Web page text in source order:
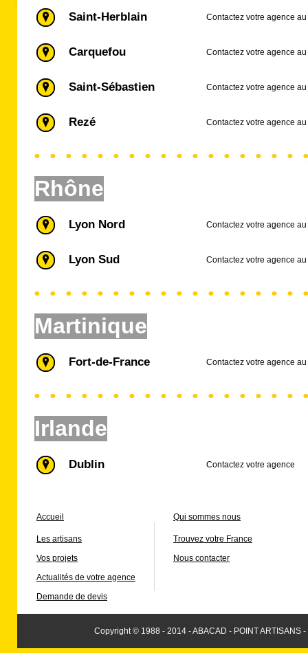
Saint-Herblain Contactez votre agence
Carquefou Contactez votre agence
Saint-Sébastien Contactez votre agence
Rezé Contactez votre agence
Rhône
Lyon Nord Contactez votre agence
Lyon Sud Contactez votre agence
Martinique
Fort-de-France Contactez votre agence au
Irlande
Dublin Contactez votre agence
Accueil
Les artisans
Vos projets
Actualités de votre agence
Demande de devis
Qui sommes nous
Trouvez votre France
Nous contacter
Copyright © 1988 - 2014 - ABACAD - POINT ARTISANS